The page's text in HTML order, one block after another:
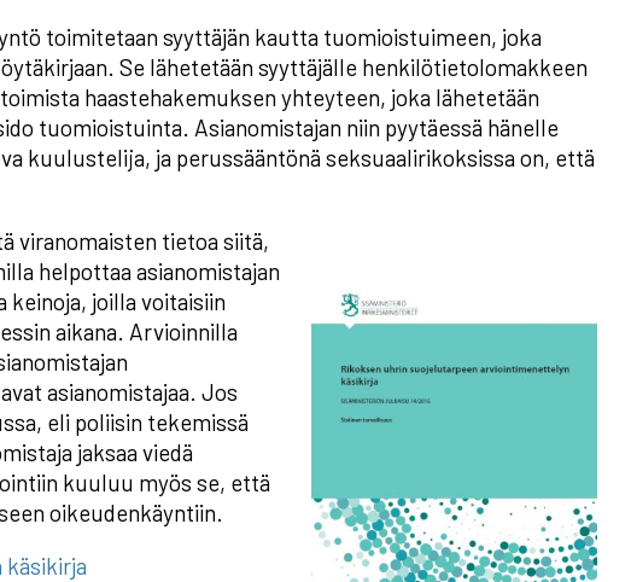
toimitetaan syyttäjän kautta tuomioistuimeen, joka
Se lähetetään syyttäjälle henkilötietolomakkeen
haastehakemuksen yhteyteen, joka lähetetään
tuomioistuinta. Asianomistajan niin pyytäessä hänelle
kuulustelija, ja perussääntönä seksuaalirikoksissa on, että
viranomaisten tietoa siitä,
helpottaa asianomistajan
joilla voitaisiin
aikana. Arvioinnilla
asianomistajaa. Jos
eli poliisin tekemissä
jaksaa viedä
kuuluu myös se, että
oikeudenkäyntiin.